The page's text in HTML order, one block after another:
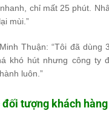
chỉ mất 25 phút.
mùi.”
Thuận: “Tôi đã dùng
khó hút nhưng công ty
luôn.”
tượng khách hàng